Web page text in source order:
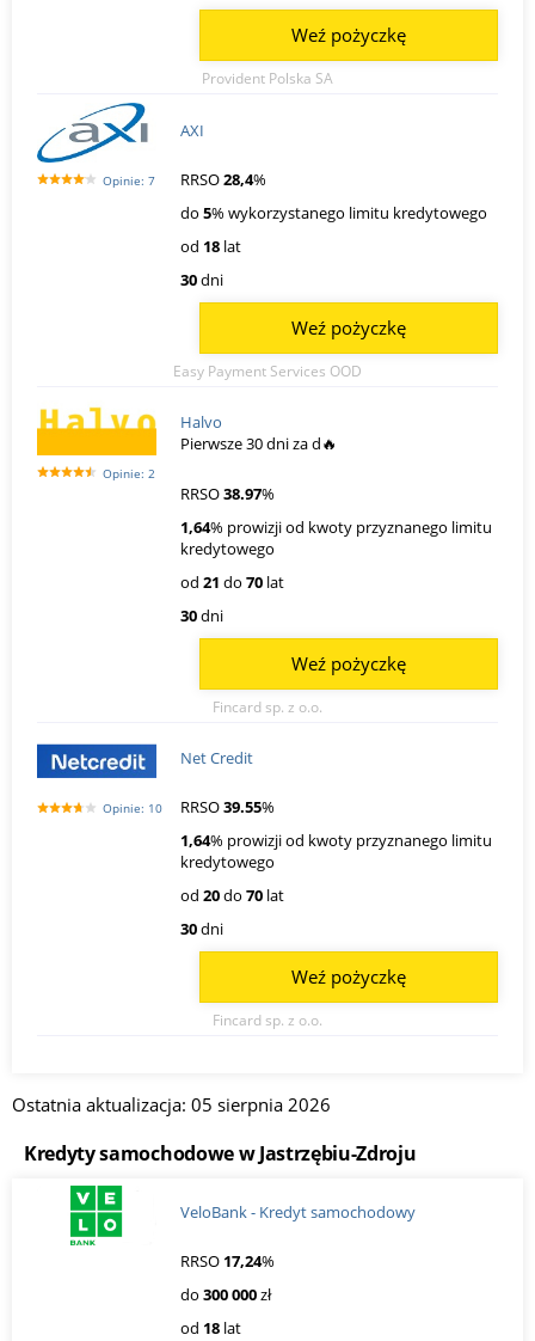
Provident Polska SA
Weź pożyczkę
Opinie: 7
AXI
RRSO28,4%
do 5% wykorzystanego limitu kredytowego
od 18 lat
30dni
Easy Payment Services OOD
Weź pożyczkę
Opinie: 2
Halvo
Pierwsze 30 dni za d🔥
RRSO38.97%
1,64% prowizji od kwoty przyznanego limitu
kredytowego
od 21 do 70 lat
30dni
Fincard sp. z o.o.
Weź pożyczkę
Opinie: 10
Net Credit
RRSO39.55%
1,64% prowizji od kwoty przyznanego limitu
kredytowego
od 20do 70 lat
30dni
Fincard sp. z o.o.
Weź pożyczkę
Ostatnia aktualizacja: 05 sierpnia 2026
Kredyty samochodowe w Jastrzębiu-Zdroju
VeloBank - Kredyt samochodowy
RRSO 17,24%
do 300 000zł
od 18 lat